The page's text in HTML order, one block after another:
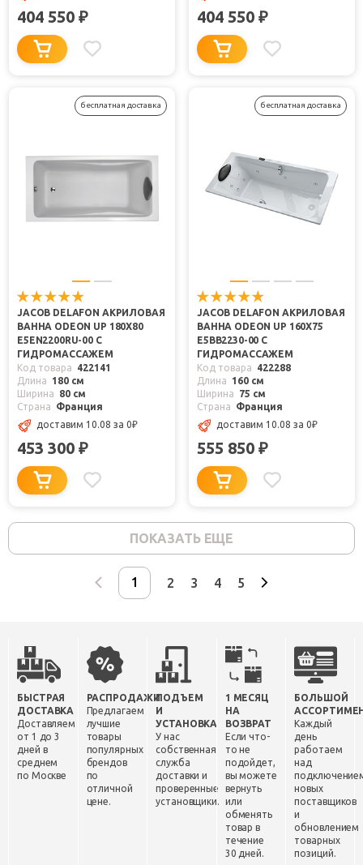
404 550 ₽ 404 550 ₽
бесплатная доставка
JACOB DELAFON АКРИЛОВАЯ
ВАННА ODEON UP 180X80
E5EN2200RU-00 С
ГИДРОМАССАЖЕМ
Код товара
422141
Длина
180 см
Ширина
80 см
Страна
Франция
доставим 10.08 за 0₽
453 300 ₽
бесплатная доставка
JACOB DELAFON АКРИЛОВАЯ
ВАННА ODEON UP 160X75
E5BB2230-00 С
ГИДРОМАССАЖЕМ
Код товара
422288
Длина
160 см
Ширина
75 см
Страна
Франция
доставим 10.08 за 0₽
555 850 ₽
ПОКАЗАТЬ ЕЩЕ
2 3 4 5
БЫСТРАЯ
ДОСТАВКА
Доставляем
от 1 до 3
дней в
среднем
по Москве
РАСПРОДАЖИ
Предлагаем
лучшие
товары
популярных
брендов
по
отличной
цене.
ПОДЪЕМ
И
УСТАНОВКА
У нас
собственная
служба
доставки и
проверенные
установщики.
1 МЕСЯЦ
НА
ВОЗВРАТ
Если что-
то не
подойдет,
вы можете
вернуть
или
обменять
товар в
течение
30 дней.
БОЛЬШОЙ
Каждый
день
работаем
над
новых
поставщиков
и
обновлением
товарных
позиций.